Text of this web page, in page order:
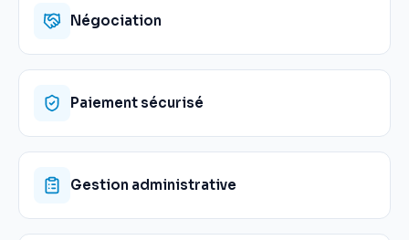
Négociation
Paiement sécurisé
Gestion administrative